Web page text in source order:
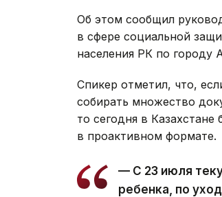
Об этом сообщил
в сфере социальной
населения РК по городу
Спикер отметил, что,
собирать множество
то сегодня в
в проактивном формате.
— С 23 июля
ребенка, по